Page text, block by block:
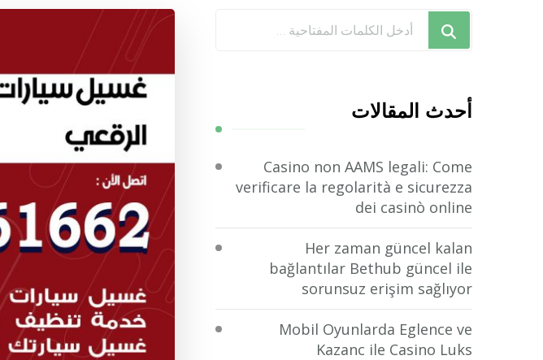
تبحث
شيء
ما؟
أحدث المقالات
Casino non AAMS legali: Come
verificare la regolarità e sicurezza
dei casinò online
Her zaman güncel kalan
bağlantılar Bethub güncel ile
sorunsuz erişim sağlıyor
Mobil Oyunlarda Eglence ve
Kazanc ile Casino Luks